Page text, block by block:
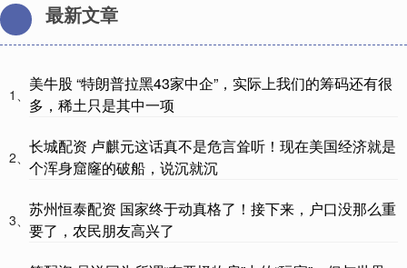
最新文章
1、
美牛股 “特朗普拉黑43家中企”，实际上我们的筹码还有很
多，稀土只是其中一项
2、
长城配资 卢麒元这话真不是危言耸听！现在美国经济就是
个浑身窟窿的破船，说沉就沉
3、
苏州恒泰配资 国家终于动真格了！接下来，户口没那么重
要了，农民朋友高兴了